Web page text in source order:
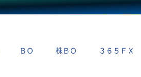
ＢＯ 株ＢＯ ３６５ＦＸ